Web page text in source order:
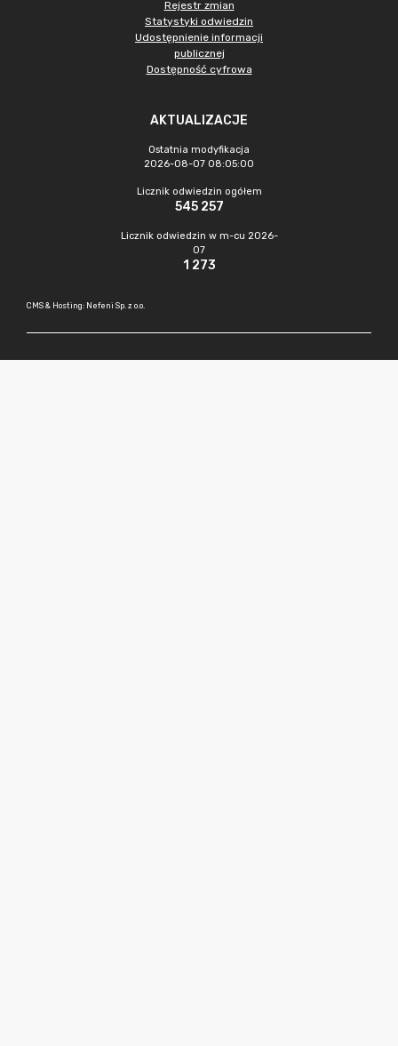
Rejestr zmian
Statystyki odwiedzin
Udostępnienie informacji
publicznej
Dostępność cyfrowa
AKTUALIZACJE
Ostatnia modyfikacja
2026-08-07 08:05:00
Licznik odwiedzin ogółem
545 257
Licznik odwiedzin w m-cu 2026-
07
1 273
CMS & Hosting: Nefeni Sp. z o.o.